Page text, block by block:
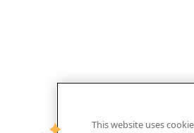
This website uses